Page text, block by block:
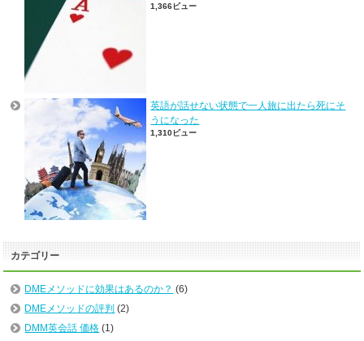
1,366ビュー
英語が話せない状態で一人旅に出たら死にそ
うになった
1,310ビュー
カテゴリー
DMEメソッドに効果はあるのか？ (6)
DMEメソッドの評判 (2)
DMM英会話 価格 (1)